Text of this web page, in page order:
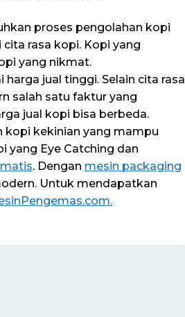
proses pengolahan kopi
rasa kopi. Kopi yang
yang nikmat.
jual tinggi. Selain cita rasa
salah satu faktur yang
jual kopi bisa berbeda.
kopi kekinian yang mampu
yang Eye Catching dan
. Dengan mesin packaging
Untuk mendapatkan